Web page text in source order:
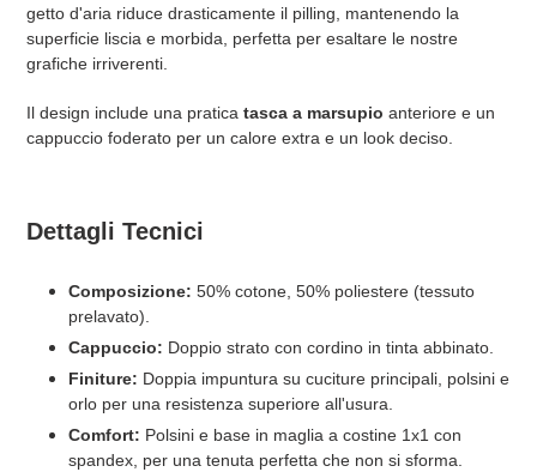
getto d'aria riduce drasticamente il pilling, mantenendo la
superficie liscia e morbida, perfetta per esaltare le nostre
grafiche irriverenti.
Il design include una pratica tasca a marsupio anteriore e un
cappuccio foderato per un calore extra e un look deciso.
Dettagli Tecnici
Composizione: 50% cotone, 50% poliestere (tessuto
prelavato).
Cappuccio: Doppio strato con cordino in tinta abbinato.
Finiture: Doppia impuntura su cuciture principali, polsini e
orlo per una resistenza superiore all'usura.
Comfort: Polsini e base in maglia a costine 1x1 con
spandex, per una tenuta perfetta che non si sforma.